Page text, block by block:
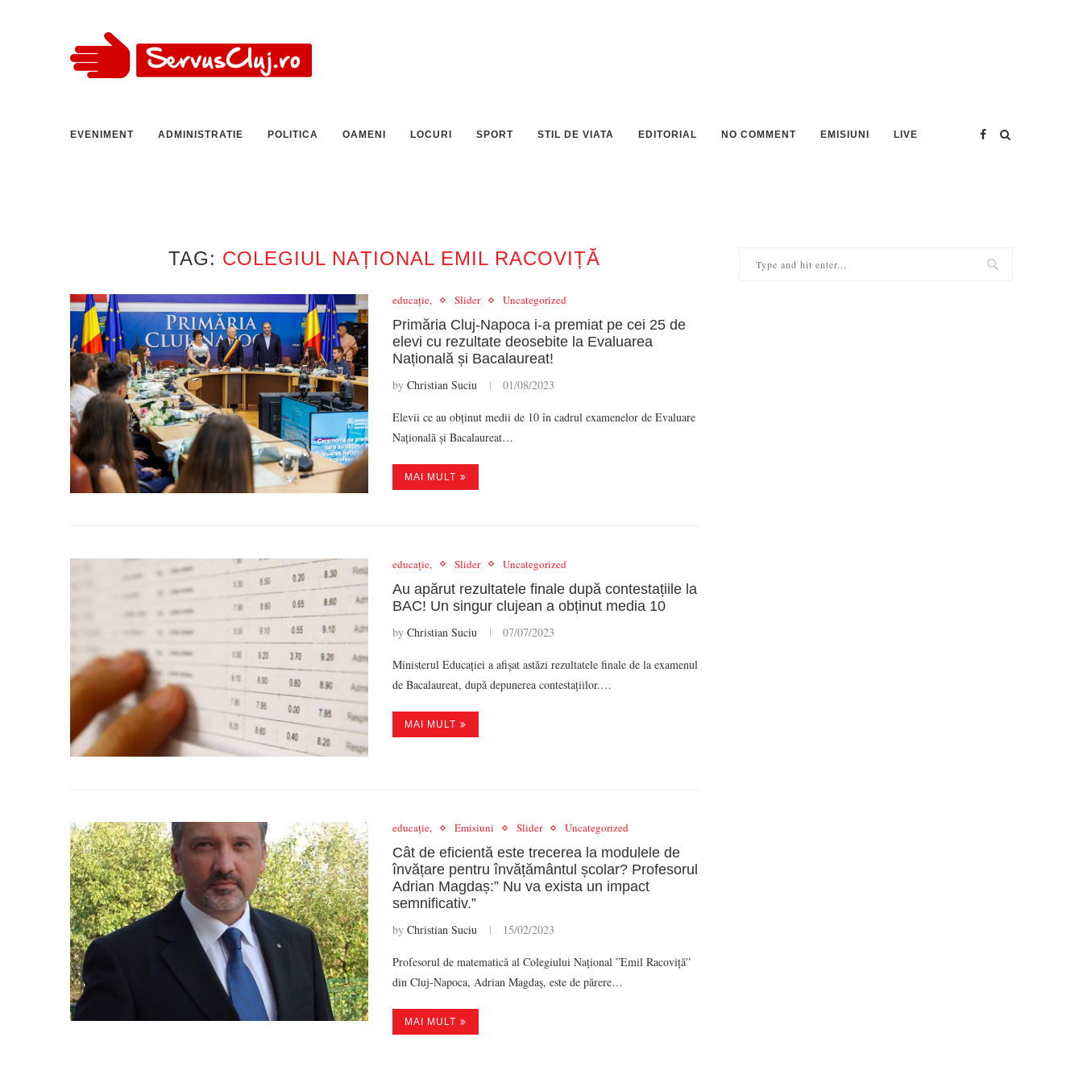
EVENIMENT ADMINISTRATIE POLITICA OAMENI LOCURI SPORT STIL DE VIATA EDITORIAL NO COMMENT EMISIUNI LIVE
TAG: COLEGIUL NAȚIONAL EMIL RACOVIȚĂ
educație, Slider Uncategorized
Primăria Cluj-Napoca i-a premiat pe cei 25 de
elevi cu rezultate deosebite la Evaluarea
Națională și Bacalaureat!
by Christian Suciu 01/08/2023
Elevii ce au obținut medii de 10 în cadrul examenelor de Evaluare
Națională și Bacalaureat…
MAI MULT
educație, Slider Uncategorized
Au apărut rezultatele finale după contestațiile la
BAC! Un singur clujean a obținut media 10
by Christian Suciu 07/07/2023
Ministerul Educației a afișat astăzi rezultatele finale de la examenul
de Bacalaureat, după depunerea contestațiilor.…
MAI MULT
educație, Emisiuni Slider Uncategorized
Cât de eficientă este trecerea la modulele de
învățare pentru învățământul școlar? Profesorul
Adrian Magdaș:” Nu va exista un impact
semnificativ.”
by Christian Suciu 15/02/2023
Profesorul de matematică al Colegiului Național ”Emil Racoviță”
din Cluj-Napoca, Adrian Magdaș, este de părere…
MAI MULT